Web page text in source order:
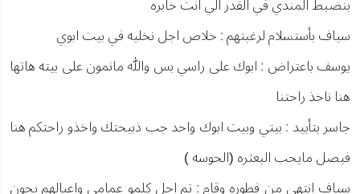
سياف بأستسلام لرغبتهم : خلاص اجل نخليه في بيت ابوي
يوسف باعتراض : ابوك على راسي بس والله مانمون على بيته هاتها
هنا ناخذ راحتنا
جاسر بتأييد : بيتي وبيت ابوك واحد جب ذبيحتك واخذو راحتكم هنا
فيصل مايحب البعثره (الحوسه )
سياف انتهى من فطوره وقام : تم اجل كلمو عمامي واعيالهم يجون